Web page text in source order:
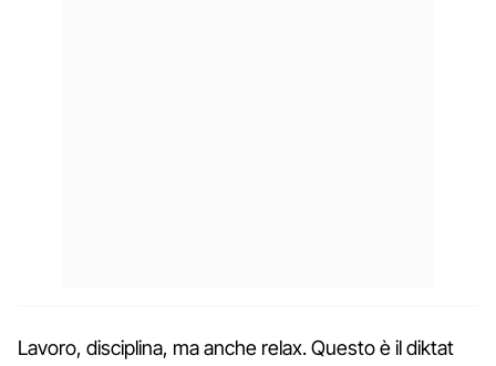
Lavoro, disciplina, ma anche relax. Questo è il diktat